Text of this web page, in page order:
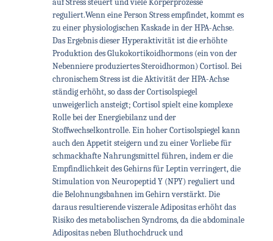
auf Stress steuert und viele Körperprozesse
reguliert.Wenn eine Person Stress empfindet, kommt es
zu einer physiologischen Kaskade in der HPA-Achse.
Das Ergebnis dieser Hyperaktivität ist die erhöhte
Produktion des Glukokortikoidhormons (ein von der
Nebenniere produziertes Steroidhormon) Cortisol. Bei
chronischem Stress ist die Aktivität der HPA-Achse
ständig erhöht, so dass der Cortisolspiegel
unweigerlich ansteigt; Cortisol spielt eine komplexe
Rolle bei der Energiebilanz und der
Stoffwechselkontrolle. Ein hoher Cortisolspiegel kann
auch den Appetit steigern und zu einer Vorliebe für
schmackhafte Nahrungsmittel führen, indem er die
Empfindlichkeit des Gehirns für Leptin verringert, die
Stimulation von Neuropeptid Y (NPY) reguliert und
die Belohnungsbahnen im Gehirn verstärkt. Die
daraus resultierende viszerale Adipositas erhöht das
Risiko des metabolischen Syndroms, da die abdominale
Adipositas neben Bluthochdruck und